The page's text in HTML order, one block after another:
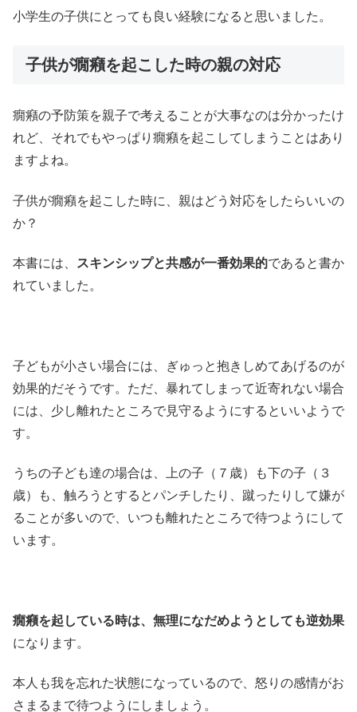
小学生の子供にとっても良い経験になると思いました。
子供が癇癪を起こした時の親の対応
癇癪の予防策を親子で考えることが大事なのは分かったけ
れど、それでもやっぱり癇癪を起こしてしまうことはあり
ますよね。
子供が癇癪を起こした時に、親はどう対応をしたらいいの
か？
本書には、 スキンシップと共感が一番効果的であると書か
れていました。
子どもが小さい場合には、ぎゅっと抱きしめてあげるのが
効果的だそうです。ただ、暴れてしまって近寄れない場合
には、少し離れたところで見守るようにするといいようで
す。
うちの子ども達の場合は、上の子（７歳）も下の子（３
歳）も、触ろうとするとパンチしたり、蹴ったりして嫌が
ることが多いので、いつも離れたところで待つようにして
います。
癇癪を起している時は、無理になだめようとしても逆効果
になります。
本人も我を忘れた状態になっているので、怒りの感情がお
さまるまで待つようにしましょう。